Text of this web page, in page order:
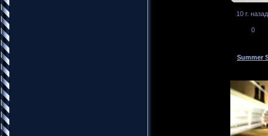
10 г. назад
0
Summer